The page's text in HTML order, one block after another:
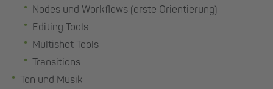
Nodes und Workflows (erste Orientierung)
Editing Tools
Multishot Tools
Transitions
Ton und Musik